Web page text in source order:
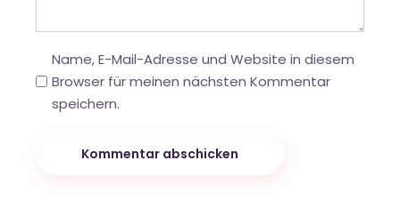
Name, E-Mail-Adresse und Website in diesem
Browser für meinen nächsten Kommentar
speichern.
Kommentar abschicken